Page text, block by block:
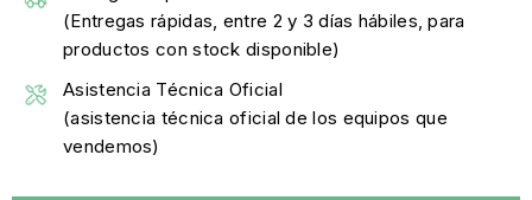
(Entregas rápidas, entre 2 y 3 días hábiles, para
productos con stock disponible)
Asistencia Técnica Oficial
(asistencia técnica oficial de los equipos que
vendemos)